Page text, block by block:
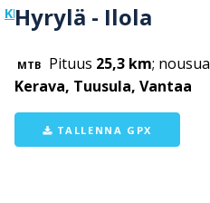
KIRJAUDU SISÄÄN
Hyrylä - Ilola
MTB Pituus 25,3 km; nousua
Kerava, Tuusula, Vantaa
TALLENNA GPX